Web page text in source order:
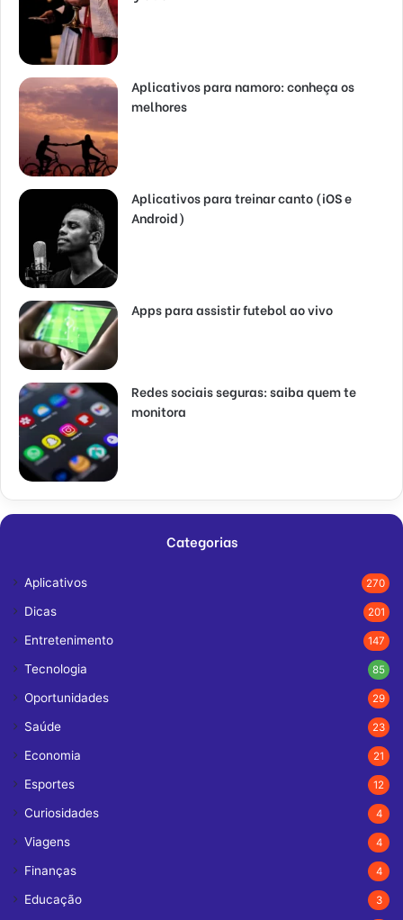
Aplicativos para namoro: conheça os
melhores
Aplicativos para treinar canto (iOS e
Android)
Apps para assistir futebol ao vivo
Redes sociais seguras: saiba quem te
monitora
Categorias
Aplicativos 270
Dicas 201
Entretenimento 147
Tecnologia 85
Oportunidades 29
Saúde 23
Economia 21
Esportes 12
Curiosidades 4
Viagens 4
Finanças 4
Educação 3